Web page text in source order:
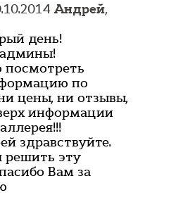
Андрей,
день!
по
цены, ни отзывы,
информации
здравствуйте.
эту
Вам за